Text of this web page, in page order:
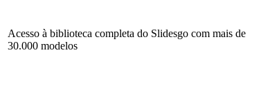
Acesso à biblioteca completa do Slidesgo com mais de
30.000 modelos